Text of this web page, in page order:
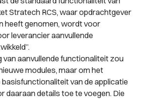
Stratech RCS, waar opdrachtgever
heeft genomen, wordt voor
leverancier aanvullende
van aanvullende functionaliteit zou
modules, maar om het
van de applicatie
daaraan details toe te voegen. Die